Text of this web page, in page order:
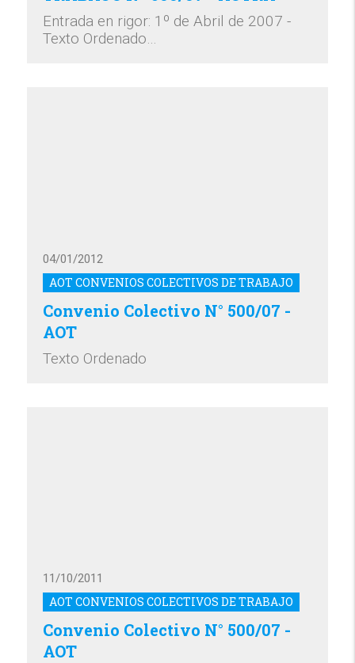
Entrada en rigor: 1º de Abril de 2007 -
Texto Ordenado…
AOT CONVENIOS COLECTIVOS DE TRABAJO
04/01/2012
Convenio Colectivo N° 500/07 -
AOT
Texto Ordenado
AOT CONVENIOS COLECTIVOS DE TRABAJO
11/10/2011
Convenio Colectivo N° 500/07 -
AOT